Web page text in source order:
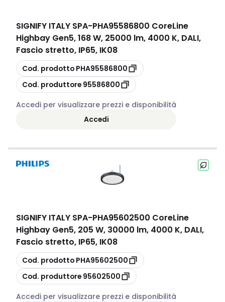
SIGNIFY ITALY SPA-PHA95586800 CoreLine
Highbay Gen5, 168 W, 25000 lm, 4000 K, DALI,
Fascio stretto, IP65, IK08
copia
Cod. prodotto PHA95586800
copia
Cod. produttore 95586800
Accedi per visualizzare prezzi e disponibilità
Accedi
SIGNIFY ITALY SPA-PHA95602500 CoreLine
Highbay Gen5, 205 W, 30000 lm, 4000 K, DALI,
Fascio stretto, IP65, IK08
copia
Cod. prodotto PHA95602500
copia
Cod. produttore 95602500
Accedi per visualizzare prezzi e disponibilità